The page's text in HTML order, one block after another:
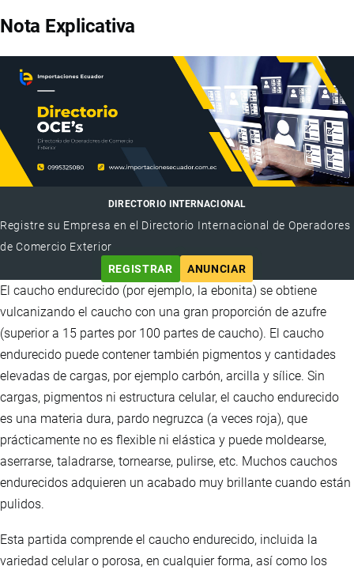
Nota Explicativa
DIRECTORIO INTERNACIONAL
Registre su Empresa en el Directorio Internacional de Operadores
de Comercio Exterior
REGISTRAR
ANUNCIAR
El caucho endurecido (por ejemplo, la ebonita) se obtiene
vulcanizando el caucho con una gran proporción de azufre
(superior a 15 partes por 100 partes de caucho). El caucho
endurecido puede contener también pigmentos y cantidades
elevadas de cargas, por ejemplo carbón, arcilla y sílice. Sin
cargas, pigmentos ni estructura celular, el caucho endurecido
es una materia dura, pardo negruzca (a veces roja), que
prácticamente no es flexible ni elástica y puede moldearse,
aserrarse, taladrarse, tornearse, pulirse, etc. Muchos cauchos
endurecidos adquieren un acabado muy brillante cuando están
pulidos.
Esta partida comprende el caucho endurecido, incluida la
variedad celular o porosa, en cualquier forma, así como los